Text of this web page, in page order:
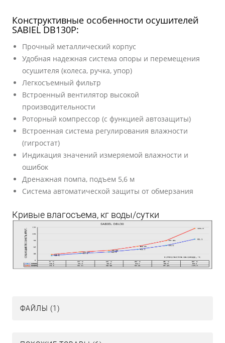
Конструктивные особенности осушителей
SABIEL DB130P:
Прочный металлический корпус
Удобная надежная система опоры и перемещения
осушителя (колеса, ручка, упор)
Легкосъемный фильтр
Встроенный вентилятор высокой
производительности
Роторный компрессор (с функцией автозащиты)
Встроенная система регулирования влажности
(гигростат)
Индикация значений измеряемой влажности и
ошибок
Дренажная помпа, подъем 5,6 м
Система автоматической защиты от обмерзания
Кривые влагосъема, кг воды/сутки
ФАЙЛЫ (1)